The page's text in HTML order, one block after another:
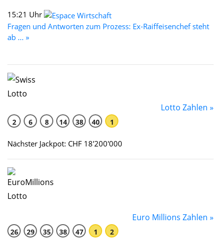
15:21 Uhr
Fragen und Antworten zum Prozess: Ex-Raiffeisenchef steht
ab ... »
Lotto Zahlen »
2 6 8 14 38 40 1
Nächster Jackpot: CHF 18'200'000
Euro Millions Zahlen »
26 29 35 38 47 1 2